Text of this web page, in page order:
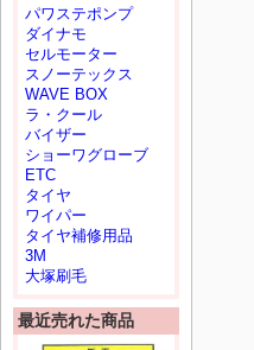
パワステポンプ
ダイナモ
セルモーター
スノーテックス
WAVE BOX
ラ・クール
バイザー
ショーワグローブ
ETC
タイヤ
ワイパー
タイヤ補修用品
3M
大塚刷毛
最近売れた商品